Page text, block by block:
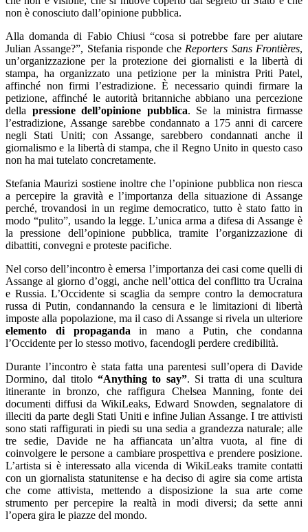
non è conosciuto dall’opinione pubblica.
Alla domanda di Fabio Chiusi “cosa si potrebbe fare per aiutare
Julian Assange?”, Stefania risponde che Reporters Sans Frontières,
un’organizzazione per la protezione dei giornalisti e la libertà di
stampa, ha organizzato una petizione per la ministra Priti Patel,
affinché non firmi l’estradizione. È necessario quindi firmare la
petizione, affinché le autorità britanniche abbiano una percezione
della pressione dell’opinione pubblica. Se la ministra firmasse
l’estradizione, Assange sarebbe condannato a 175 anni di carcere
negli Stati Uniti; con Assange, sarebbero condannati anche il
giornalismo e la libertà di stampa, che il Regno Unito in questo caso
non ha mai tutelato concretamente.
Stefania Maurizi sostiene inoltre che l’opinione pubblica non riesca
a percepire la gravità e l’importanza della situazione di Assange
perché, trovandosi in un regime democratico, tutto è stato fatto in
modo “pulito”, usando la legge. L’unica arma a difesa di Assange è
la pressione dell’opinione pubblica, tramite l’organizzazione di
dibattiti, convegni e proteste pacifiche.
Nel corso dell’incontro è emersa l’importanza dei casi come quelli di
Assange al giorno d’oggi, anche nell’ottica del conflitto tra Ucraina
e Russia. L’Occidente si scaglia da sempre contro la democratura
russa di Putin, condannando la censura e le limitazioni di libertà
imposte alla popolazione, ma il caso di Assange si rivela un ulteriore
elemento di propaganda in mano a Putin, che condanna
l’Occidente per lo stesso motivo, facendogli perdere credibilità.
Durante l’incontro è stata fatta una parentesi sull’opera di Davide
Dormino, dal titolo “Anything to say”. Si tratta di una scultura
itinerante in bronzo, che raffigura Chelsea Manning, fonte dei
documenti diffusi da WikiLeaks, Edward Snowden, segnalatore di
illeciti da parte degli Stati Uniti e infine Julian Assange. I tre attivisti
sono stati raffigurati in piedi su una sedia a grandezza naturale; alle
tre sedie, Davide ne ha affiancata un’altra vuota, al fine di
coinvolgere le persone a cambiare prospettiva e prendere posizione.
L’artista si è interessato alla vicenda di WikiLeaks tramite contatti
con un giornalista statunitense e ha deciso di agire sia come artista
che come attivista, mettendo a disposizione la sua arte come
strumento per percepire la realtà in modi diversi; da sette anni
l’opera gira le piazze del mondo.